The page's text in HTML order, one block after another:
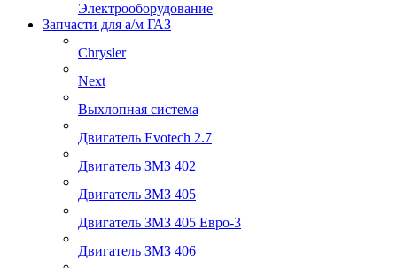
Электрооборудование
Запчасти для а/м ГАЗ
Chrysler
Next
Выхлопная система
Двигатель Evotech 2.7
Двигатель ЗМЗ 402
Двигатель ЗМЗ 405
Двигатель ЗМЗ 405 Евро-3
Двигатель ЗМЗ 406